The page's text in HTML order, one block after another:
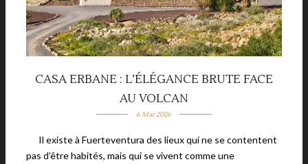
CASA ERBANE : L’ÉLÉGANCE BRUTE FACE
AU VOLCAN
6 Mar 2026
Il existe à Fuerteventura des lieux qui ne se contentent
pas d’être habités, mais qui se vivent comme une